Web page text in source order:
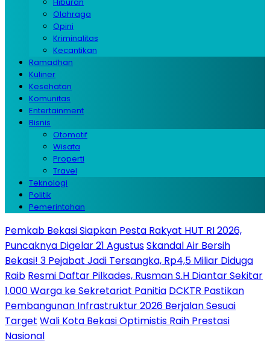
Olahraga
Opini
Kriminalitas
Kecantikan
Ramadhan
Kuliner
Kesehatan
Komunitas
Entertainment
Bisnis
Otomotif
Wisata
Properti
Travel
Teknologi
Politik
Pemerintahan
Pemkab Bekasi Siapkan Pesta Rakyat HUT RI 2026,
Puncaknya Digelar 21 AgustusSkandal Air Bersih
Bekasi! 3 Pejabat Jadi Tersangka, Rp4,5 Miliar Diduga
Raib Resmi Daftar Pilkades, Rusman S.H Diantar Sekitar
1.000 Warga ke Sekretariat Panitia DCKTR Pastikan
Pembangunan Infrastruktur 2026 Berjalan Sesuai
Target Wali Kota Bekasi Optimistis Raih Prestasi
Nasional